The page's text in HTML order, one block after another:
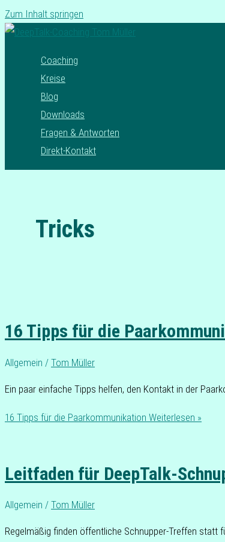
Zum Inhalt springen
Coaching
Kreise
Blog
Downloads
Fragen & Antworten
Direkt-Kontakt
Tricks
16 Tipps für die
Allgemein / Tom Müller
Ein paar ein­fa­che Tipps helfen, den Kon­takt in der
16 Tipps für die Paarkommunikation Weiterlesen »
Leitfaden für DeepTalk-
Allgemein / Tom Müller
Regel­mä­ßig finden öffent­li­che Schnup­per-Tref­fen statt